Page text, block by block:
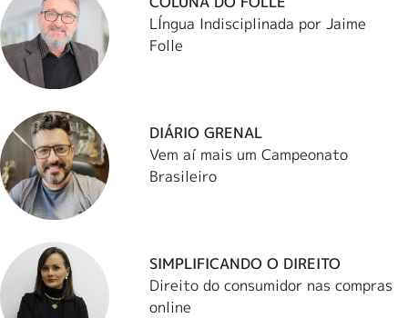
LÍngua Indisciplinada por Jaime
Folle
DIÁRIO GRENAL
Vem aí mais um Campeonato
Brasileiro
SIMPLIFICANDO O DIREITO
Direito do consumidor nas compras
online